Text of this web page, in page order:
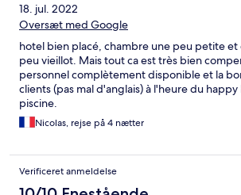
18. jul. 2022
Oversæt med Google
hotel bien placé, chambre une peu petite
peu vieillot. Mais tout ca est très bien
personnel complètement disponible et la
clients (pas mal d'anglais) à l'heure du
piscine.
Nicolas, rejse på 4 nætter
Verificeret anmeldelse